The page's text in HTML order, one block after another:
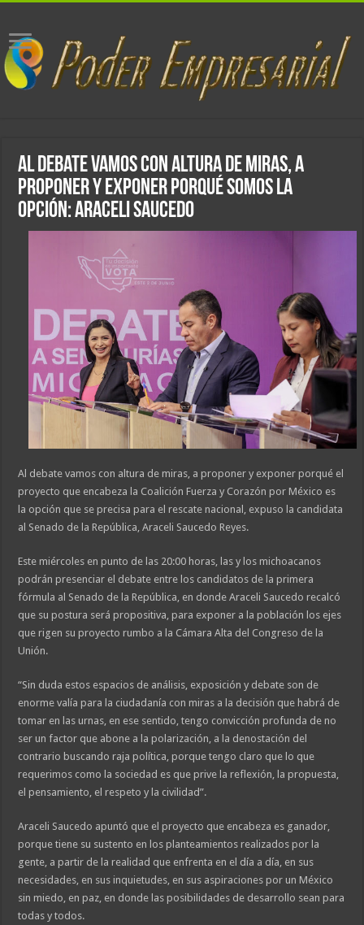
Al debate vamos con altura de miras, a
proponer y exponer porqué somos la
opción: Araceli Saucedo
Al debate vamos con altura de miras, a proponer y exponer porqué el
proyecto que encabeza la Coalición Fuerza y Corazón por México es
la opción que se precisa para el rescate nacional, expuso la candidata
al Senado de la República, Araceli Saucedo Reyes.
Este miércoles en punto de las 20:00 horas, las y los michoacanos
podrán presenciar el debate entre los candidatos de la primera
fórmula al Senado de la República, en donde Araceli Saucedo recalcó
que su postura será propositiva, para exponer a la población los ejes
que rigen su proyecto rumbo a la Cámara Alta del Congreso de la
Unión.
“Sin duda estos espacios de análisis, exposición y debate son de
enorme valía para la ciudadanía con miras a la decisión que habrá de
tomar en las urnas, en ese sentido, tengo convicción profunda de no
ser un factor que abone a la polarización, a la denostación del
contrario buscando raja política, porque tengo claro que lo que
requerimos como la sociedad es que prive la reflexión, la propuesta,
el pensamiento, el respeto y la civilidad”.
Araceli Saucedo apuntó que el proyecto que encabeza es ganador,
porque tiene su sustento en los planteamientos realizados por la
gente, a partir de la realidad que enfrenta en el día a día, en sus
necesidades, en sus inquietudes, en sus aspiraciones por un México
sin miedo, en paz, en donde las posibilidades de desarrollo sean para
todas y todos.